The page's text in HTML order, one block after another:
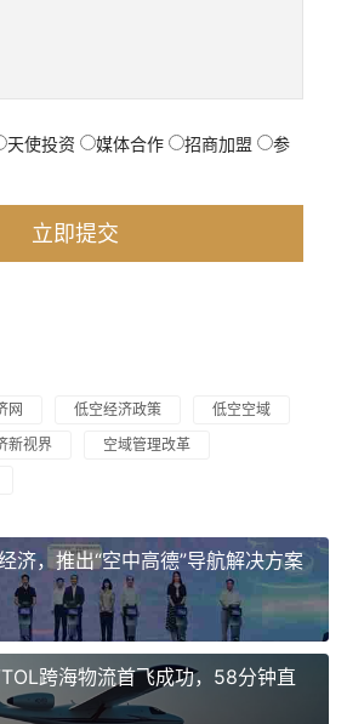
天使投资 媒体合作 招商加盟
参
网 低空经济政策
低空空域
新视界
空域管理改革
济，推出“空中高德”导航解决方案
跨海物流首飞成功，58分钟直